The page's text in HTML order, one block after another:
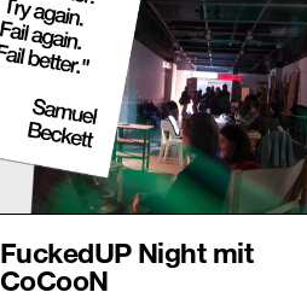
FuckedUP Night mit
CoCooN